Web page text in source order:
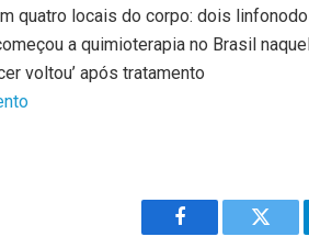
quatro locais do corpo: dois
a quimioterapia no Brasil
voltou’ após tratamento
Facebook